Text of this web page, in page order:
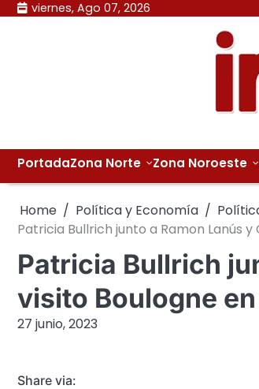
Skip viernes, Ago 07, 2026
PortadaZona Norte Zona Noroeste
Home Política y Economía
Patricia Bullrich junto a Ramon Lanús
Patricia Bullrich
visito Boulogne
27 junio, 2023
Share via: